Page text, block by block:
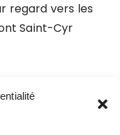
regard vers les
Saint-Cyr
massif :